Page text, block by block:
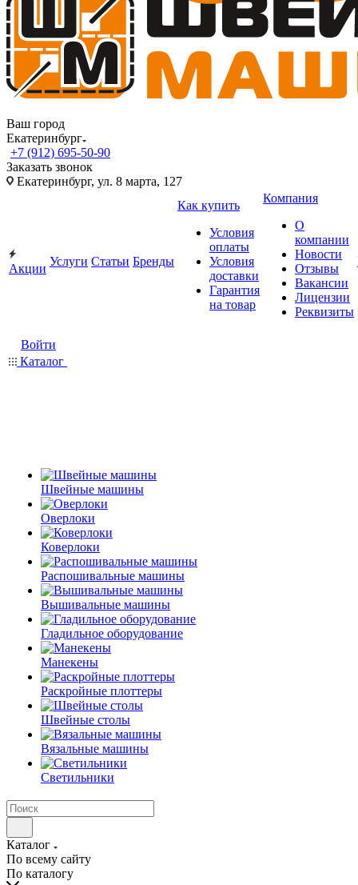
Ваш город
Екатеринбург
+7 (912) 695-50-90
Заказать звонок
Екатеринбург, ул. 8 марта, 127
Акции
Услуги Статьи Бренды
Как купить
Условия
оплаты
Условия
доставки
Гарантия
на товар
Компания
О
компании
Новости
Отзывы
Вакансии
Лицензии
Реквизиты
Войти
Каталог
Швейные машины
Оверлоки
Коверлоки
Распошивальные машины
Вышивальные машины
Гладильное оборудование
Манекены
Раскройные плоттеры
Швейные столы
Вязальные машины
Светильники
Каталог
По всему сайту
По каталогу